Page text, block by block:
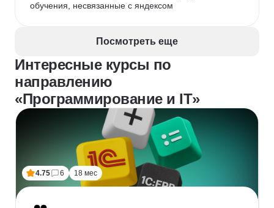
обучения, несвязанные с яндексом
Посмотреть еще
Интересные курсы по
направлению
«Программирование и IT»
4.75 6 18 мес